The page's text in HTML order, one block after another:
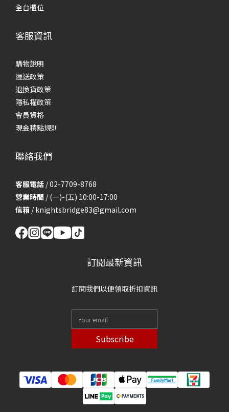
全台櫃位
客服資訊
購物說明
運送政策
退換貨政策
隱私權政策
會員資格
現金積點規則
聯絡我們
客服電話 / 02-7709-8768
營業時間 / (一)-(五) 10:00-17:00
信箱 /knightsbridge83@gmail.com
訂閱最新資訊
訂閱我們以便領取折扣資訊
Subscribe